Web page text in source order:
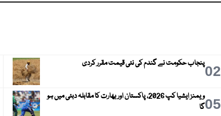
02پنجاب حکومت نے گندم کی نئی قیمت مقرر کردی
05
ویمنز ایشیا کپ 2026، پاکستان اور بھارت کا مقابلہ دبئی میں ہو
گا